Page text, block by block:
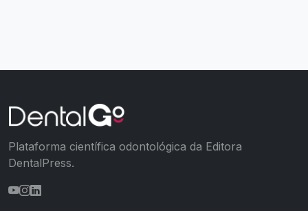
Plataforma científica odontológica da Editora
DentalPress.